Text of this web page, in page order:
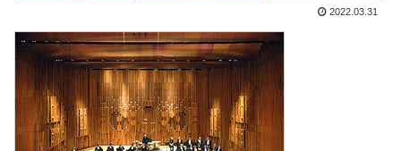
2022.03.31